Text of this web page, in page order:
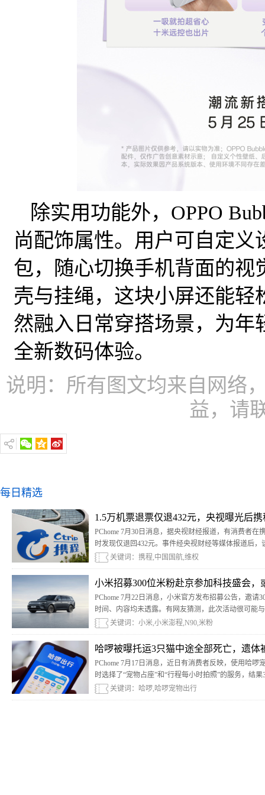
除实用功能外，OPPO
尚配饰属性。用户可自定
包，随心切换手机背面的
壳与挂绳，这块小屏还能
然融入日常穿搭场景，为
全新数码体验。
说明：所有图文均来自网络
益，请
每日精选
1.5万机票退票仅退432元，央视曝光后
PChome 7月30日消息，据央视财经报道，有消费者
时发现仅退回432元。事件经央视财经等媒体报道后
关键词：携程,中国国航,维权
小米招募300位米粉赴京参加科技盛会，
PChome 7月22日消息，小米官方发布招募公告，邀请
时间、内容均未透露。有网友猜测，此次活动很可能
关键词：小米,小米澎程,N90,米粉
哈啰被曝托运3只猫中途全部死亡，遗体
PChome 7月17日消息，近日有消费者反映，使用哈
时选择了“宠物占座”和“行程每小时拍照”的服务，结
路服务区。
关键词：哈啰,哈啰宠物出行